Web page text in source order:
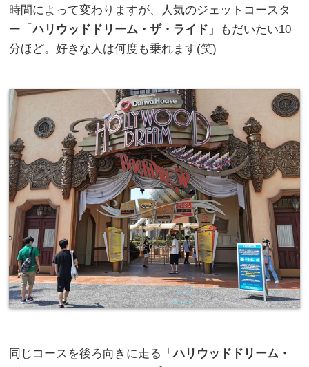
時間によって変わりますが、人気のジェットコースタ
ー「ハリウッドドリーム・ザ・ライド 」もだいたい10
分ほど。好きな人は何度も乗れます(笑)
同じコースを後ろ向きに走る「ハリウッドドリーム・